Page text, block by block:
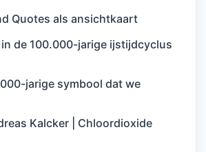
Quotes als ansichtkaart
de 100.000-jarige ijstijdcyclus
jarige symbool dat we
Kalcker | Chloordioxide